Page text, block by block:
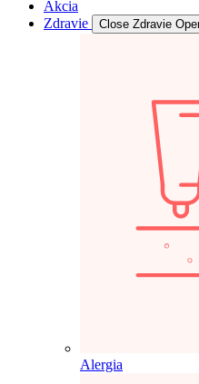
Akcia
Zdravie
Close Zdravie
Alergia